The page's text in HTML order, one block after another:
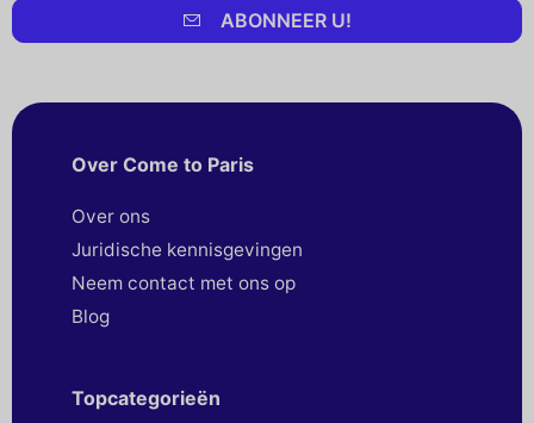
ABONNEER U!
Over Come to Paris
Over ons
Juridische kennisgevingen
Neem contact met ons op
Blog
Topcategorieën